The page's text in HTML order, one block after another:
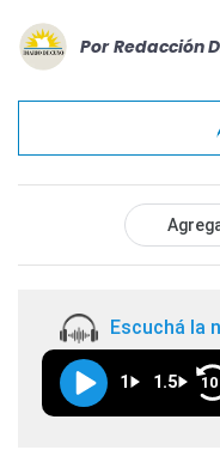
Por Redacción
Escuchá la
1 1.5 10